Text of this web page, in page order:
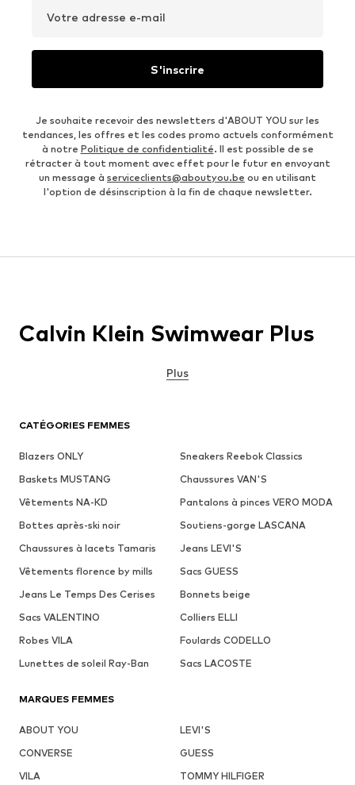
Votre adresse e-mail
S'inscrire
Je souhaite recevoir des newsletters d'ABOUT YOU sur les
tendances, les offres et les codes promo actuels conformément
à notre Politique de confidentialité. Il est possible de se
rétracter à tout moment avec effet pour le futur en envoyant
un message à serviceclients@aboutyou.be ou en utilisant
l'option de désinscription à la fin de chaque newsletter.
CATÉGORIES FEMMES
Blazers ONLY
Sneakers Reebok Classics
Baskets MUSTANG
Chaussures VAN'S
Vêtements NA-KD
Pantalons à pinces VERO MODA
Bottes après-ski noir
Soutiens-gorge LASCANA
Chaussures à lacets Tamaris
Jeans LEVI'S
Vêtements florence by mills
Sacs GUESS
Jeans Le Temps Des Cerises
Bonnets beige
Sacs VALENTINO
Colliers ELLI
Robes VILA
Foulards CODELLO
Lunettes de soleil Ray-Ban
Sacs LACOSTE
MARQUES FEMMES
ABOUT YOU
LEVI'S
CONVERSE
GUESS
VILA
TOMMY HILFIGER
Calvin Klein Swimwear Plus
Plus